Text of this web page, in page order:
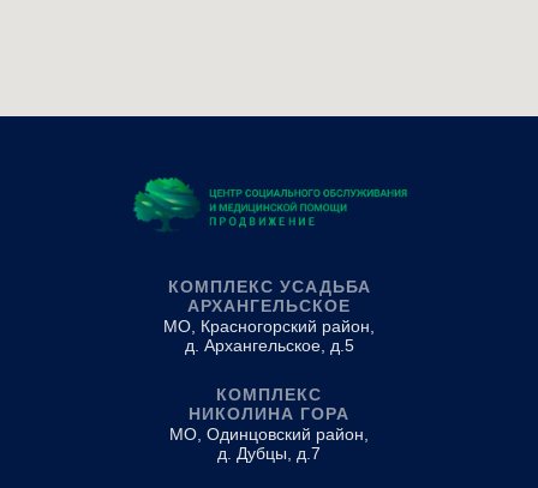
КОМПЛЕКС
НИКОЛИНА ГОРА
КОМПЛЕКС УСАДЬБА
АРХАНГЕЛЬСКОЕ
МО, Красногорский район,
д. Архангельское, д.5
МО, Одинцовский район,
д. Дубцы, д.7